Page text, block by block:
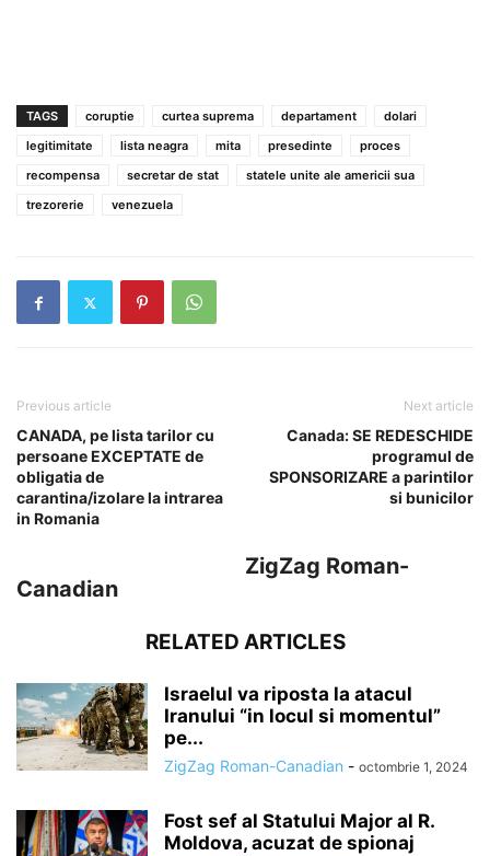
TAGS coruptie curtea suprema departament
dolari
legitimitate
lista neagra mita presedinte
proces
recompensa
secretar de stat
statele unite ale americii sua
trezorerie
venezuela
Previous article
CANADA, pe lista tarilor cu
persoane EXCEPTATE de
obligatia de
carantina/izolare la intrarea
in Romania
Next article
Canada: SE REDESCHIDE
programul de
SPONSORIZARE a parintilor
si bunicilor
ZigZag Roman-
Canadian
RELATED ARTICLES
Israelul va riposta la atacul
Iranului “in locul si momentul”
pe...
ZigZag Roman-Canadian - octombrie 1, 2024
Fost sef al Statului Major al R.
Moldova, acuzat de spionaj